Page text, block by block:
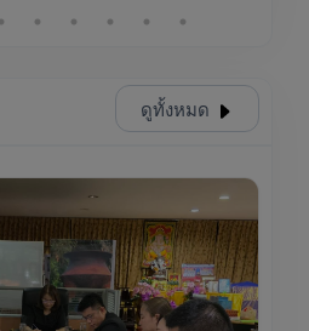
ดูทั้งหมด